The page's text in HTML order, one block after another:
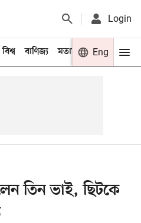
Login
বিশ্ব বাণিজ্য মতামত খেলা
Eng
তিন ভাই, ছিটকে